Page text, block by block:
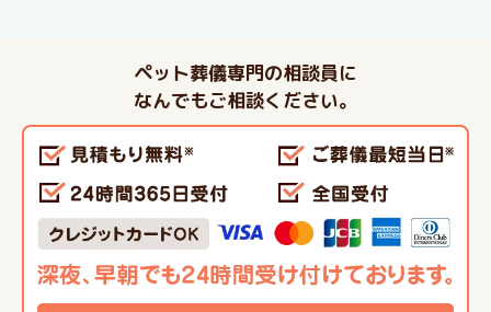
ペット葬儀専門の相談員に
なんでもご相談ください。